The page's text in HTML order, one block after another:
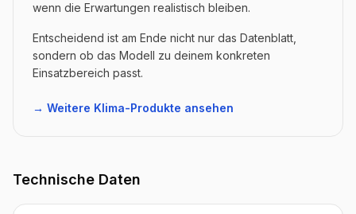
wenn die Erwartungen realistisch bleiben.
Entscheidend ist am Ende nicht nur das Datenblatt,
sondern ob das Modell zu deinem konkreten
Einsatzbereich passt.
→ Weitere Klima-Produkte ansehen
Technische Daten